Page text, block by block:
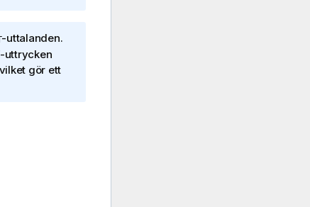
-uttalanden.
uttrycken
gör ett